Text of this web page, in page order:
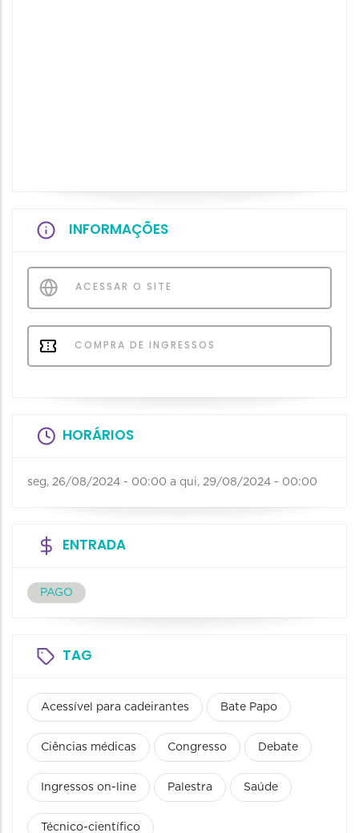
INFORMAÇÕES
ACESSAR O SITE
COMPRA DE INGRESSOS
HORÁRIOS
seg, 26/08/2024 - 00:00 a qui, 29/08/2024 - 00:00
ENTRADA
PAGO
TAG
Acessível para cadeirantes Bate Papo
Ciências médicas Congresso Debate
Ingressos on-line Palestra Saúde
Técnico-científico